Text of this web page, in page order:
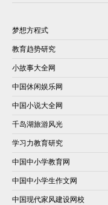
梦想方程式
教育趋势研究
小故事大全网
中国休闲娱乐网
中国小说大全网
千岛湖旅游风光
学习力教育研究
中国中小学教育网
中国中小学生作文网
中国现代家风建设网校